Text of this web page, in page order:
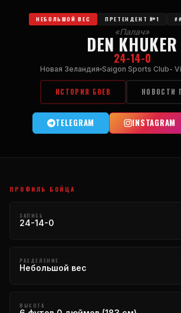
НЕБОЛЬШОЙ ВЕС ПРЕТЕНДЕНТ №1
«Палач»
DEN KHUKER
24-14-0
Новая Зеландия Saigon Sports Club-
ИСТОРИЯ БОЕВ НОВОСТИ
TELEGRAM INSTAGRAM
ПРОФИЛЬ БОЙЦА
ЗАПИСЬ
24-14-0
РАЗДЕЛЕНИЕ
Небольшой вес
ВЫСОТА